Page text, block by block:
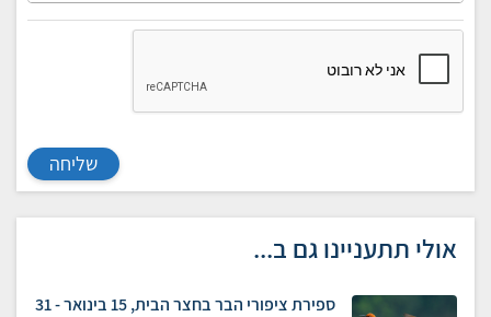
שליחה
אולי תתעניינו גם ב...
ספירת ציפורי הבר בחצר הבית, 15 בינואר - 31